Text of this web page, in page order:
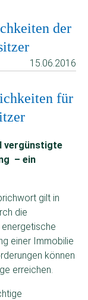
der
15.06.2016
für
vergünstigte
– ein
gilt in
die
einer Immobilie
können
erreichen.